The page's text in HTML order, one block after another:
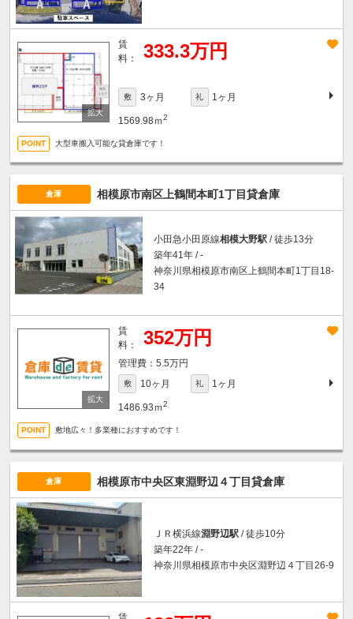
賃
料：
333.3万円
敷 3ヶ月 礼 1ヶ月
1569.98ｍ2
大型車搬入可能な貸倉庫です！
倉庫 相模原市南区上鶴間本町1丁目貸倉庫
小田急小田原線相模大野駅 / 徒歩13分
築年41年 / -
神奈川県相模原市南区上鶴間本町1丁目18-
34
賃
料：
352万円
5.5万円
敷 10ヶ月 礼 1ヶ月
1486.93ｍ2
敷地広々！多業種におすすめです！
倉庫 相模原市中央区東淵野辺４丁目貸倉庫
ＪＲ横浜線淵野辺駅 / 徒歩10分
築年22年 / -
神奈川県相模原市中央区淵野辺４丁目26-9